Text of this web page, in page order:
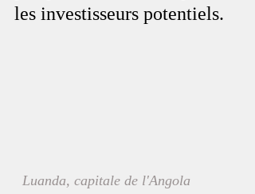
les investisseurs potentiels.
  Luanda, capitale de l'Angola